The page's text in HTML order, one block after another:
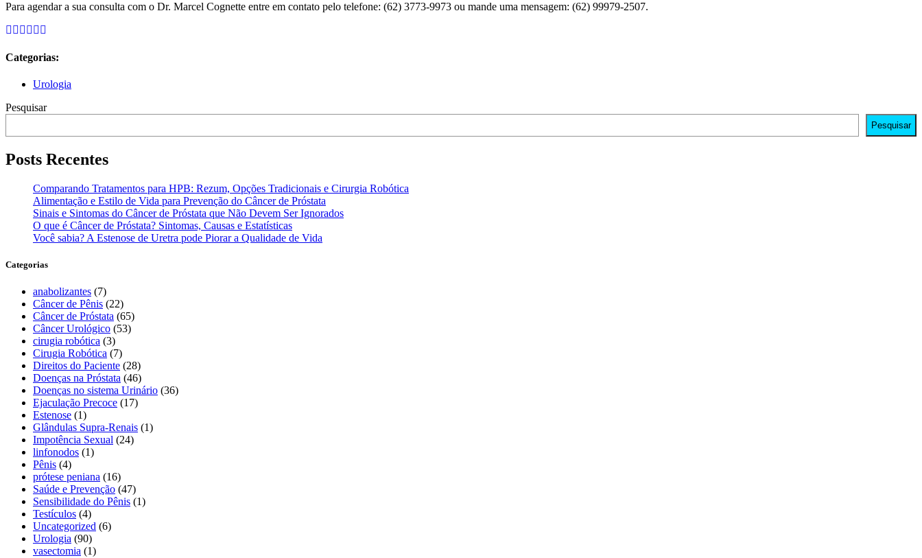
Para agendar a sua consulta com o Dr. Marcel Cognette entre em contato pelo telefone: (62) 3773-9973 ou mande uma mensagem: (62) 99979-2507.
Categorias:
Urologia
Pesquisar
Pesquisar
Posts Recentes
Comparando Tratamentos para HPB: Rezum, Opções Tradicionais e Cirurgia Robótica
Alimentação e Estilo de Vida para Prevenção do Câncer de Próstata
Sinais e Sintomas do Câncer de Próstata que Não Devem Ser Ignorados
O que é Câncer de Próstata? Sintomas, Causas e Estatísticas
Você sabia? A Estenose de Uretra pode Piorar a Qualidade de Vida
Categorias
anabolizantes (7)
Câncer de Pênis (22)
Câncer de Próstata (65)
Câncer Urológico (53)
cirugia robótica (3)
Cirugia Robótica (7)
Direitos do Paciente (28)
Doenças na Próstata (46)
Doenças no sistema Urinário (36)
Ejaculação Precoce (17)
Estenose (1)
Glândulas Supra-Renais (1)
Impotência Sexual (24)
linfonodos (1)
Pênis (4)
prótese peniana (16)
Saúde e Prevenção (47)
Sensibilidade do Pênis (1)
Testículos (4)
Uncategorized (6)
Urologia (90)
vasectomia (1)